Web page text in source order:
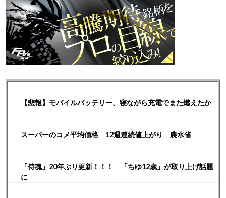
【悲報】モバイルバッテリー、寝ながら充電でまた燃えたか
スーパーのコメ平均価格 12週連続値上がり 農水省
「侍魂」20年ぶり更新！！！ 「ちゆ12歳」が取り上げ話題
に